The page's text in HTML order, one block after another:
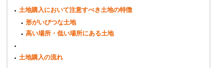
土地購入において注意すべき土地の特徴
形がいびつな土地
高い場所・低い場所にある土地
土地購入の流れ